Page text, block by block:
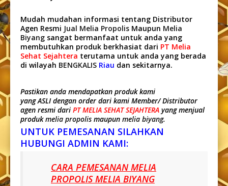
Mudah mudahan informasi tentang Distributor
Agen Resmi Jual Melia Propolis Maupun Melia
Biyang sangat bermanfaat untuk anda yang
membutuhkan produk berkhasiat dari PT Melia
Sehat Sejahtera terutama untuk anda yang berada
di wilayah BENGKALIS Riau dan sekitarnya.
Pastikan anda mendapatkan produk kami
yang ASLI dengan order dari kami Member/ Distributor
agen resmi dari PT MELIA SEHAT SEJAHTERA yang menjual
produkmelia propolis maupun melia biyang.
UNTUK PEMESANAN SILAHKAN
HUBUNGI ADMIN KAMI:
CARA PEMESANAN MELIA
PROPOLIS MELIA BIYANG